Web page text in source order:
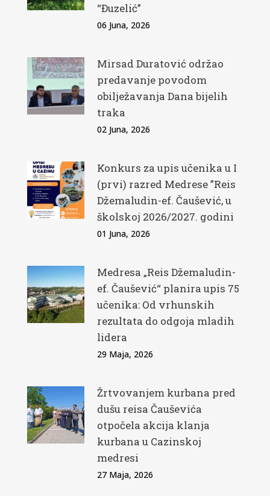
“Đuzelić”
06 Juna, 2026
Mirsad Duratović održao
predavanje povodom
obilježavanja Dana bijelih
traka
02 Juna, 2026
Konkurs za upis učenika u I
(prvi) razred Medrese ”Reis
Džemaludin-ef. Čaušević, u
školskoj 2026/2027. godini
01 Juna, 2026
Medresa „Reis Džemaludin-
ef. Čaušević“ planira upis 75
učenika: Od vrhunskih
rezultata do odgoja mladih
lidera
29 Maja, 2026
Žrtvovanjem kurbana pred
dušu reisa Čauševića
otpočela akcija klanja
kurbana u Cazinskoj
medresi
27 Maja, 2026